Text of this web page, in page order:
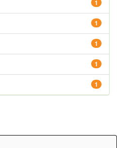
1
1
1
1
1